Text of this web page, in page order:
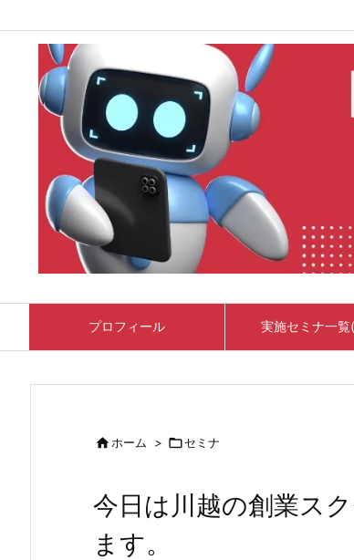
プロフィール 実施セミナ一覧
ホーム > セミナ
今日は川越の創業ス
ます。